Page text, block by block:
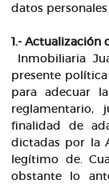
datos
1.- Actualización
Inmobiliaria
presente
para adecuar
reglamentario,
finalidad de
dictadas por la
legítimo de.
obstante lo